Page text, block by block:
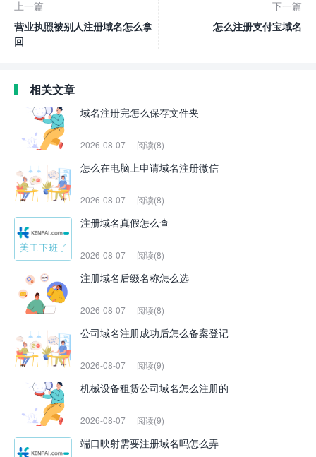
上一篇
营业执照被别人注册域名怎么拿
回
下一篇
怎么注册支付宝域名
相关文章
域名注册完怎么保存文件夹
2026-08-07 阅读(8)
怎么在电脑上申请域名注册微信
2026-08-07 阅读(8)
注册域名真假怎么查
2026-08-07 阅读(8)
注册域名后缀名称怎么选
2026-08-07 阅读(8)
公司域名注册成功后怎么备案登记
2026-08-07 阅读(9)
机械设备租赁公司域名怎么注册的
2026-08-07 阅读(9)
端口映射需要注册域名吗怎么弄